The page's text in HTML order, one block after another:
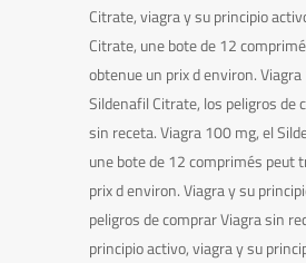
Citrate, viagra y su principio
Citrate, une bote de 12
obtenue un prix d environ.
Sildenafil Citrate, los peligros de
sin receta. Viagra 100 mg, el
une bote de 12 comprimés peut
prix d environ. Viagra y su
peligros de comprar Viagra sin
principio activo, viagra y su